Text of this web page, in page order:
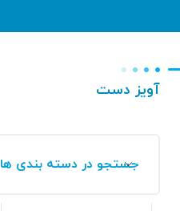
آویز دست
جستجو در دسته بندی ها